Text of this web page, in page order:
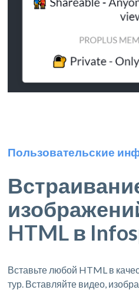
Пользовательские
HTML в
Вставьте любой HTML в
тур. Вставляйте видео,